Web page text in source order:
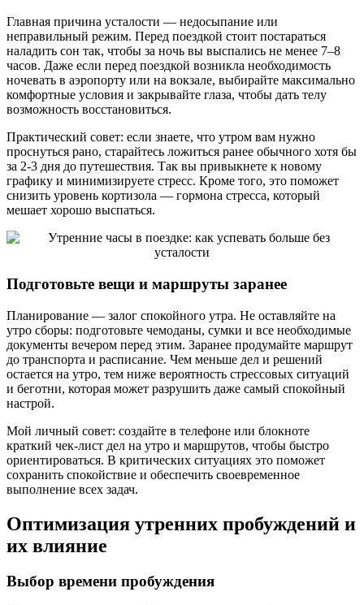
Главная причина усталости — недосыпание или
неправильный режим. Перед поездкой стоит постараться
наладить сон так, чтобы за ночь вы выспались не менее 7–8
часов. Даже если перед поездкой возникла необходимость
ночевать в аэропорту или на вокзале, выбирайте максимально
комфортные условия и закрывайте глаза, чтобы дать телу
возможность восстановиться.
Практический совет: если знаете, что утром вам нужно
проснуться рано, старайтесь ложиться ранее обычного хотя бы
за 2-3 дня до путешествия. Так вы привыкнете к новому
графику и минимизируете стресс. Кроме того, это поможет
снизить уровень кортизола — гормона стресса, который
мешает хорошо выспаться.
Подготовьте вещи и маршруты заранее
Планирование — залог спокойного утра. Не оставляйте на
утро сборы: подготовьте чемоданы, сумки и все необходимые
документы вечером перед этим. Заранее продумайте маршрут
до транспорта и расписание. Чем меньше дел и решений
остается на утро, тем ниже вероятность стрессовых ситуаций
и беготни, которая может разрушить даже самый спокойный
настрой.
Мой личный совет: создайте в телефоне или блокноте
краткий чек-лист дел на утро и маршрутов, чтобы быстро
ориентироваться. В критических ситуациях это поможет
сохранить спокойствие и обеспечить своевременное
выполнение всех задач.
Оптимизация утренних пробуждений и
их влияние
Выбор времени пробуждения